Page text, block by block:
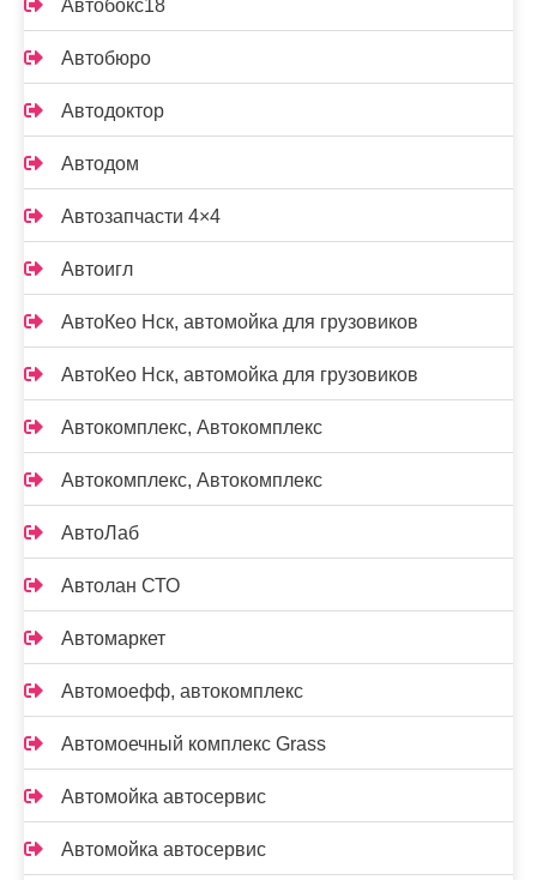
Автобокс18
Автобюро
Автодоктор
Автодом
Автозапчасти 4×4
Автоигл
АвтоКео Нск, автомойка для грузовиков
АвтоКео Нск, автомойка для грузовиков
Автокомплекс, Автокомплекс
Автокомплекс, Автокомплекс
АвтоЛаб
Автолан СТО
Автомаркет
Автомоефф, автокомплекс
Автомоечный комплекс Grass
Автомойка автосервис
Автомойка автосервис